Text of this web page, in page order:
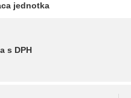
jednotka
s DPH